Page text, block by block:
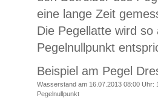
eine lange Zeit
Die Pegellatte wird
Pegelnullpunkt
Beispiel am Pegel
Wasserstand am 16.07.2013 08:00 Uhr:
Pegelnullpunkt